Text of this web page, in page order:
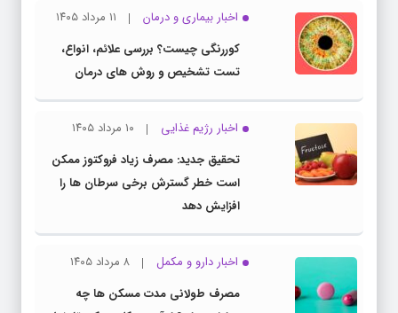
اخبار بیماری و درمان
۱۱ مرداد ۱۴۰۵
کوررنگی چیست؟ بررسی علائم، انواع،
تست تشخیص و روش های درمان
اخبار رژیم غذایی
۱۰ مرداد ۱۴۰۵
تحقیق جدید: مصرف زیاد فروکتوز ممکن
است خطر گسترش برخی سرطان ها را
افزایش دهد
اخبار دارو و مکمل
۸ مرداد ۱۴۰۵
مصرف طولانی مدت مسکن ها چه